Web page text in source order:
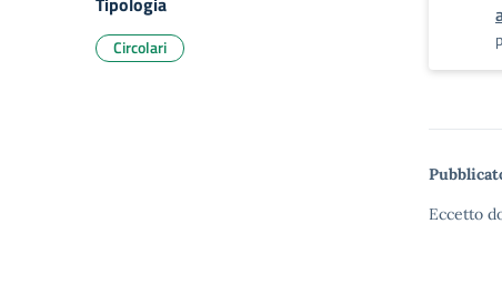
Eccetto
Circolari